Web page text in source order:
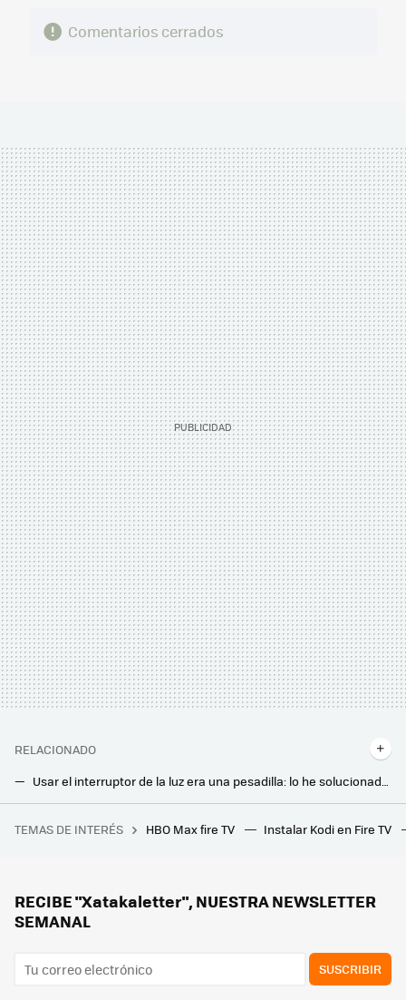
Comentarios cerrados
RELACIONADO
Usar el interruptor de la luz era una pesadilla: lo he solucionado y mejorado automatizándolo sin gastar un euro
Que Alexa te responda como ChatGPT es muy sencillo. Esta skill gratuita lo hace todo por ti
MediaMarkt tiene muy barato el altavoz de Samsung con el que todas tus visitas te dirán "qué cuadro tan bonito"
TEMAS DE INTERÉS HBO Max fire TV Instalar Kodi en Fire TV
RECIBE "Xatakaletter", NUESTRA NEWSLETTER
SEMANAL
SUSCRIBIR